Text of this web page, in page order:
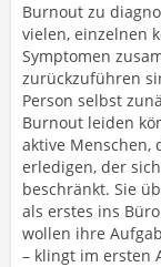
Burnout zu
vielen, einzelnen
Symptomen
zurückzuführen
Person selbst
Burnout leiden
aktive Menschen,
erledigen, der
beschränkt. Sie
als erstes ins
wollen ihre
– klingt im ersten